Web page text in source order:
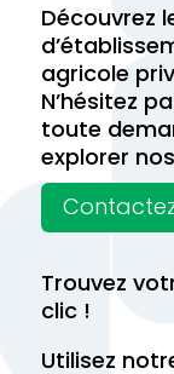
Découvrez
agricole
N’hésitez
toute
explorer
Trouvez
clic !
Utilisez